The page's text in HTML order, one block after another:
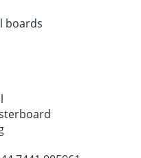
boards